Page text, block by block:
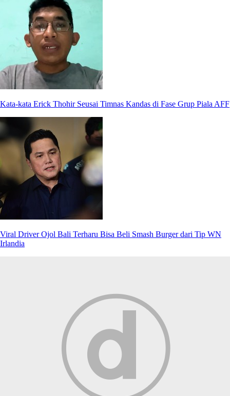
Kata-kata Erick Thohir Seusai Timnas Kandas di Fase Grup Piala AFF
Viral Driver Ojol Bali Terharu Bisa Beli Smash Burger dari Tip WN
Irlandia